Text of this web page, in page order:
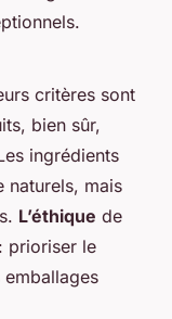
critères sont
bien sûr,
ingrédients
naturels, mais
L’éthique de
prioriser le